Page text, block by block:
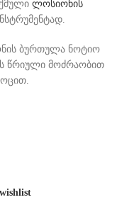
ლოსიონის
ბურთულა ნოტიო
წრიული მოძრაობით